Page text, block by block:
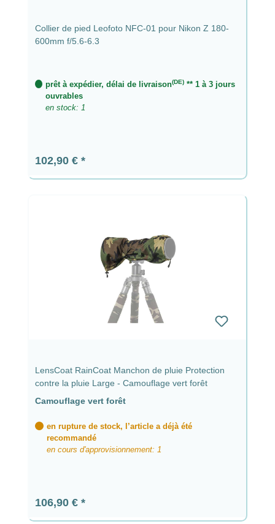
Collier de pied Leofoto NFC-01 pour Nikon Z 180-
600mm f/5.6-6.3
prêt à expédier, délai de livraison(DE)** 1 à 3 jours
ouvrables
en stock: 1
Prix régulier :
102,90 €
LensCoat RainCoat Manchon de pluie Protection
contre la pluie Large - Camouflage vert forêt
Camouflage vert forêt
en rupture de stock, l’article a déjà été
recommandé
en cours d'approvisionnement: 1
Prix régulier :
106,90 €